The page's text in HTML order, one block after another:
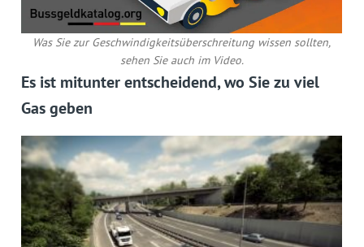
Was Sie zur Geschwindigkeitsüberschreitung wissen sollten,
sehen Sie auch im Video.
Es ist mitunter entscheidend, wo Sie zu viel
Gas geben